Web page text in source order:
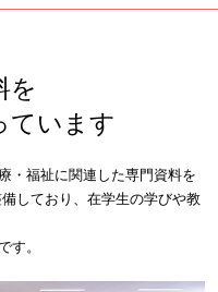
を
ています
・福祉に関連した専門資料を
しており、在学生の学びや教
す。